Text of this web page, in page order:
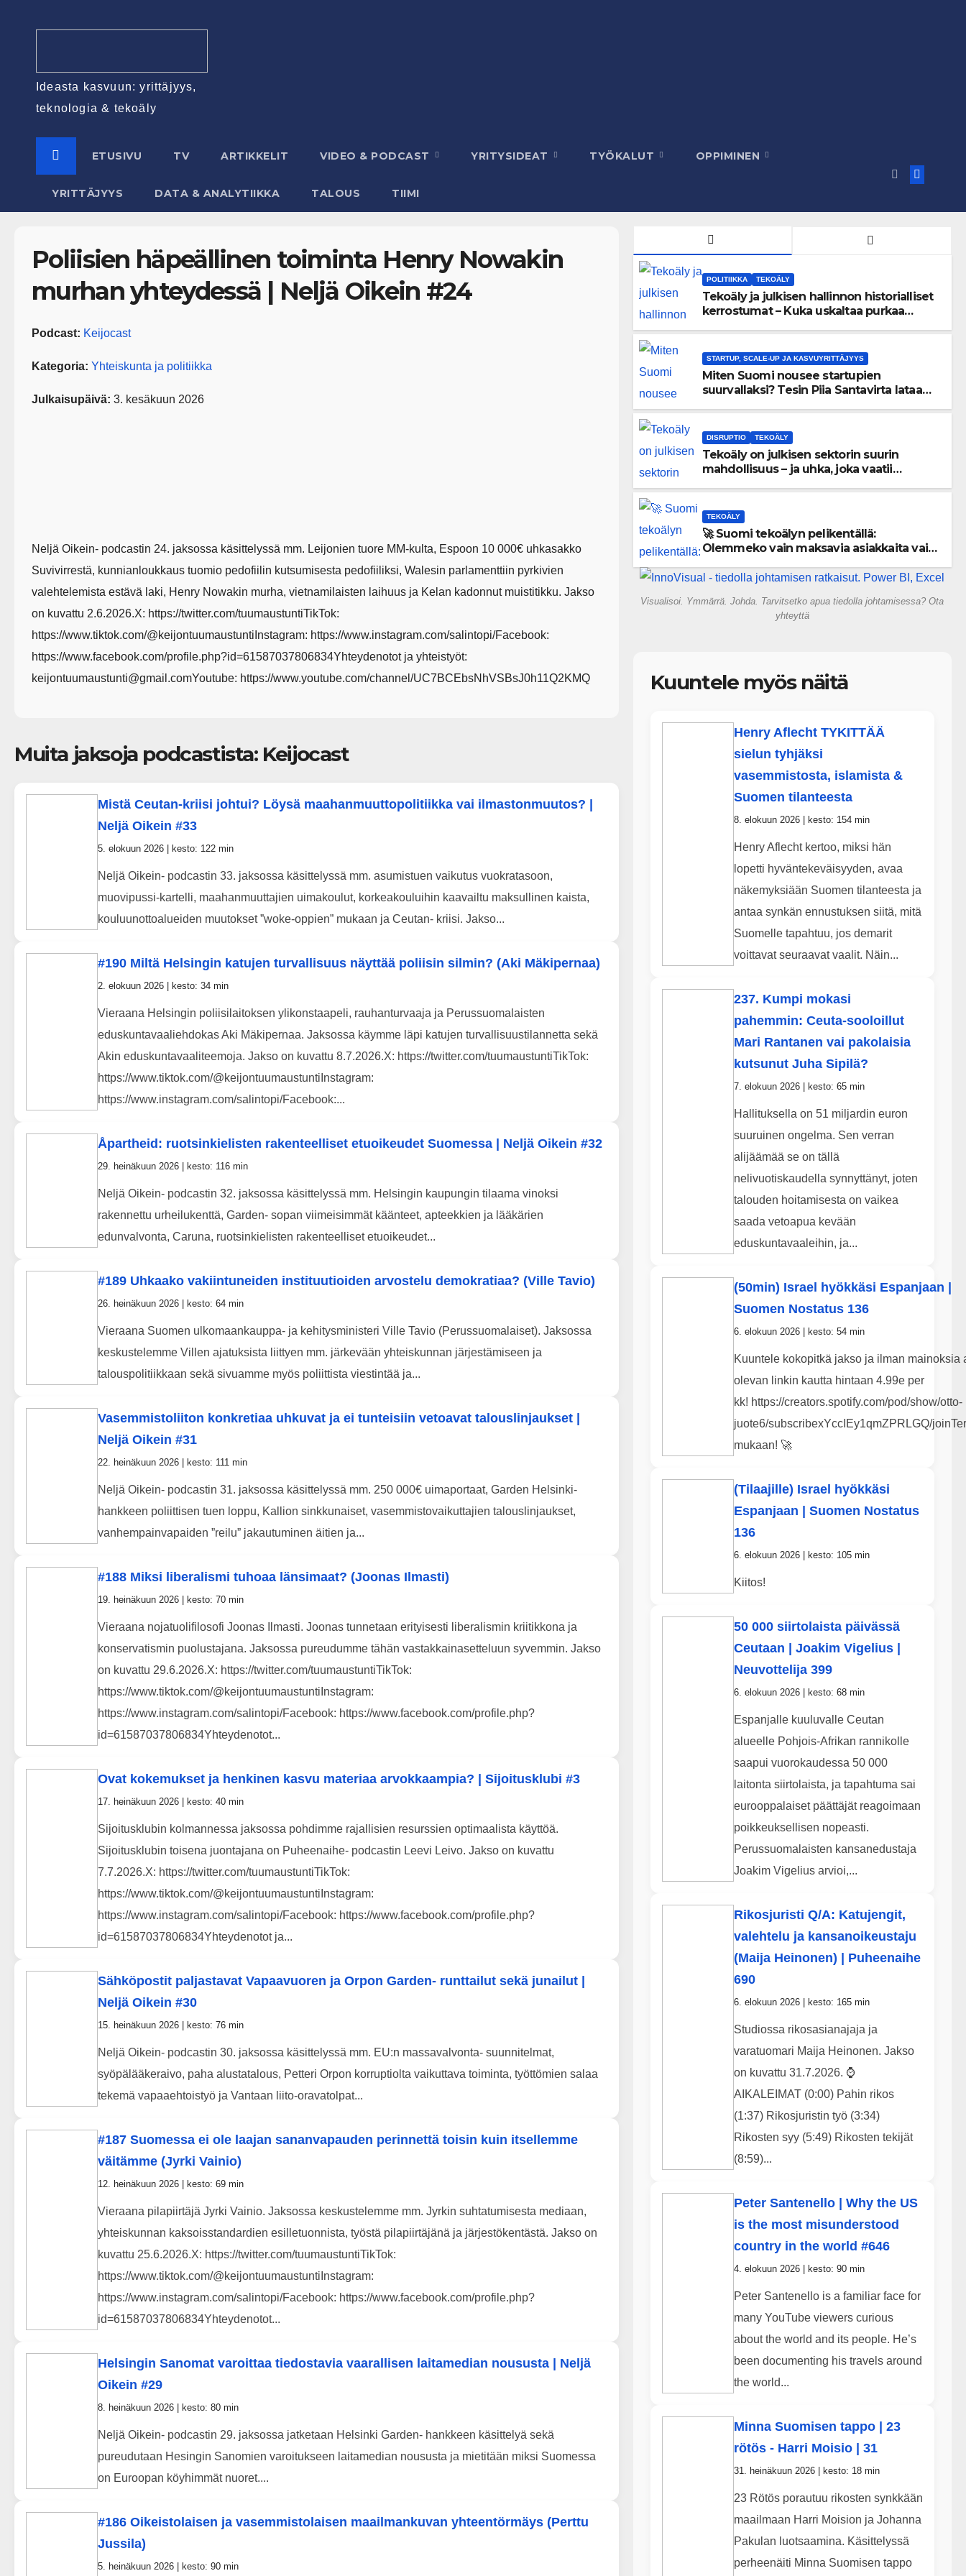
Ideasta kasvuun: yrittäjyys,
teknologia & tekoäly
ETUSIVU TV ARTIKKELIT VIDEO & PODCAST YRITYSIDEAT TYÖKALUT OPPIMINEN
YRITTÄJYYS DATA & ANALYTIIKKA TALOUS TIIMI
Poliisien häpeällinen toiminta Henry Nowakin
murhan yhteydessä | Neljä Oikein #24
Podcast: Keijocast
Kategoria: Yhteiskunta ja politiikka
Julkaisupäivä: 3. kesäkuun 2026
Neljä Oikein- podcastin 24. jaksossa käsittelyssä mm. Leijonien tuore MM-kulta, Espoon 10 000€ uhkasakko
Suvivirrestä, kunnianloukkaus tuomio pedofiilin kutsumisesta pedofiiliksi, Walesin parlamenttiin pyrkivien
valehtelemista estävä laki, Henry Nowakin murha, vietnamilaisten laihuus ja Kelan kadonnut muistitikku. Jakso
on kuvattu 2.6.2026.X: https://twitter.com/tuumaustuntiTikTok:
https://www.tiktok.com/@keijontuumaustuntiInstagram: https://www.instagram.com/salintopi/Facebook:
https://www.facebook.com/profile.php?id=61587037806834Yhteydenotot ja yhteistyöt:
keijontuumaustunti@gmail.comYoutube: https://www.youtube.com/channel/UC7BCEbsNhVSBsJ0h11Q2KMQ
Muita jaksoja podcastista: Keijocast
Mistä Ceutan-kriisi johtui? Löysä maahanmuuttopolitiikka vai ilmastonmuutos? |
Neljä Oikein #33
5. elokuun 2026 | kesto: 122 min
Neljä Oikein- podcastin 33. jaksossa käsittelyssä mm. asumistuen vaikutus vuokratasoon,
muovipussi-kartelli, maahanmuuttajien uimakoulut, korkeakouluihin kaavailtu maksullinen kaista,
kouluunottoalueiden muutokset ”woke-oppien” mukaan ja Ceutan- kriisi. Jakso...
#190 Miltä Helsingin katujen turvallisuus näyttää poliisin silmin? (Aki Mäkipernaa)
2. elokuun 2026 | kesto: 34 min
Vieraana Helsingin poliisilaitoksen ylikonstaapeli, rauhanturvaaja ja Perussuomalaisten
eduskuntavaaliehdokas Aki Mäkipernaa. Jaksossa käymme läpi katujen turvallisuustilannetta sekä
Akin eduskuntavaaliteemoja. Jakso on kuvattu 8.7.2026.X: https://twitter.com/tuumaustuntiTikTok:
https://www.tiktok.com/@keijontuumaustuntiInstagram:
https://www.instagram.com/salintopi/Facebook:...
Åpartheid: ruotsinkielisten rakenteelliset etuoikeudet Suomessa | Neljä Oikein #32
29. heinäkuun 2026 | kesto: 116 min
Neljä Oikein- podcastin 32. jaksossa käsittelyssä mm. Helsingin kaupungin tilaama vinoksi
rakennettu urheilukenttä, Garden- sopan viimeisimmät käänteet, apteekkien ja lääkärien
edunvalvonta, Caruna, ruotsinkielisten rakenteelliset etuoikeudet...
#189 Uhkaako vakiintuneiden instituutioiden arvostelu demokratiaa? (Ville Tavio)
26. heinäkuun 2026 | kesto: 64 min
Vieraana Suomen ulkomaankauppa- ja kehitysministeri Ville Tavio (Perussuomalaiset). Jaksossa
keskustelemme Villen ajatuksista liittyen mm. järkevään yhteiskunnan järjestämiseen ja
talouspolitiikkaan sekä sivuamme myös poliittista viestintää ja...
Vasemmistoliiton konkretiaa uhkuvat ja ei tunteisiin vetoavat talouslinjaukset |
Neljä Oikein #31
22. heinäkuun 2026 | kesto: 111 min
Neljä Oikein- podcastin 31. jaksossa käsittelyssä mm. 250 000€ uimaportaat, Garden Helsinki-
hankkeen poliittisen tuen loppu, Kallion sinkkunaiset, vasemmistovaikuttajien talouslinjaukset,
vanhempainvapaiden ”reilu” jakautuminen äitien ja...
#188 Miksi liberalismi tuhoaa länsimaat? (Joonas Ilmasti)
19. heinäkuun 2026 | kesto: 70 min
Vieraana nojatuolifilosofi Joonas Ilmasti. Joonas tunnetaan erityisesti liberalismin kriitikkona ja
konservatismin puolustajana. Jaksossa pureudumme tähän vastakkainasetteluun syvemmin. Jakso
on kuvattu 29.6.2026.X: https://twitter.com/tuumaustuntiTikTok:
https://www.tiktok.com/@keijontuumaustuntiInstagram:
https://www.instagram.com/salintopi/Facebook: https://www.facebook.com/profile.php?
id=61587037806834Yhteydenotot...
Ovat kokemukset ja henkinen kasvu materiaa arvokkaampia? | Sijoitusklubi #3
17. heinäkuun 2026 | kesto: 40 min
Sijoitusklubin kolmannessa jaksossa pohdimme rajallisien resurssien optimaalista käyttöä.
Sijoitusklubin toisena juontajana on Puheenaihe- podcastin Leevi Leivo. Jakso on kuvattu
7.7.2026.X: https://twitter.com/tuumaustuntiTikTok:
https://www.tiktok.com/@keijontuumaustuntiInstagram:
https://www.instagram.com/salintopi/Facebook: https://www.facebook.com/profile.php?
id=61587037806834Yhteydenotot ja...
Sähköpostit paljastavat Vapaavuoren ja Orpon Garden- runttailut sekä junailut |
Neljä Oikein #30
15. heinäkuun 2026 | kesto: 76 min
Neljä Oikein- podcastin 30. jaksossa käsittelyssä mm. EU:n massavalvonta- suunnitelmat,
syöpälääkeraivo, paha alustatalous, Petteri Orpon korruptiolta vaikuttava toiminta, työttömien salaa
tekemä vapaaehtoistyö ja Vantaan liito-oravatolpat...
#187 Suomessa ei ole laajan sananvapauden perinnettä toisin kuin itsellemme
väitämme (Jyrki Vainio)
12. heinäkuun 2026 | kesto: 69 min
Vieraana pilapiirtäjä Jyrki Vainio. Jaksossa keskustelemme mm. Jyrkin suhtatumisesta mediaan,
yhteiskunnan kaksoisstandardien esilletuonnista, työstä pilapiirtäjänä ja järjestökentästä. Jakso on
kuvattu 25.6.2026.X: https://twitter.com/tuumaustuntiTikTok:
https://www.tiktok.com/@keijontuumaustuntiInstagram:
https://www.instagram.com/salintopi/Facebook: https://www.facebook.com/profile.php?
id=61587037806834Yhteydenotot...
Helsingin Sanomat varoittaa tiedostavia vaarallisen laitamedian noususta | Neljä
Oikein #29
8. heinäkuun 2026 | kesto: 80 min
Neljä Oikein- podcastin 29. jaksossa jatketaan Helsinki Garden- hankkeen käsittelyä sekä
pureudutaan Hesingin Sanomien varoitukseen laitamedian noususta ja mietitään miksi Suomessa
on Euroopan köyhimmät nuoret....
#186 Oikeistolaisen ja vasemmistolaisen maailmankuvan yhteentörmäys (Perttu
Jussila)
5. heinäkuun 2026 | kesto: 90 min
POLITIIKKA TEKOÄLY
Tekoäly ja julkisen hallinnon historialliset
kerrostumat – Kuka uskaltaa purkaa
STARTUP, SCALE-UP JA KASVUYRITTÄJYYS
Miten Suomi nousee startupien
suurvallaksi? Tesin Piia Santavirta lataa
DISRUPTIO TEKOÄLY
Tekoäly on julkisen sektorin suurin
mahdollisuus – ja uhka, joka vaatii
TEKOÄLY
🚀 Suomi tekoälyn pelikentällä:
Olemmeko vain maksavia asiakkaita vai
gigatehtaan?
Visualisoi. Ymmärrä. Johda. Tarvitsetko apua tiedolla johtamisessa? Ota
yhteyttä
Kuuntele myös näitä
Henry Aflecht TYKITTÄÄ
sielun tyhjäksi
vasemmistosta, islamista &
Suomen tilanteesta
8. elokuun 2026 | kesto: 154 min
Henry Aflecht kertoo, miksi hän
lopetti hyväntekeväisyyden, avaa
näkemyksiään Suomen tilanteesta ja
antaa synkän ennustuksen siitä, mitä
Suomelle tapahtuu, jos demarit
voittavat seuraavat vaalit. Näin...
237. Kumpi mokasi
pahemmin: Ceuta-sooloillut
Mari Rantanen vai pakolaisia
kutsunut Juha Sipilä?
7. elokuun 2026 | kesto: 65 min
Hallituksella on 51 miljardin euron
suuruinen ongelma. Sen verran
alijäämää se on tällä
nelivuotiskaudella synnyttänyt, joten
talouden hoitamisesta on vaikea
saada vetoapua kevään
eduskuntavaaleihin, ja...
(50min) Israel hyökkäsi Espanjaan |
Suomen Nostatus 136
6. elokuun 2026 | kesto: 54 min
Kuuntele kokopitkä jakso ja ilman mainoksia
olevan linkin kautta hintaan 4.99e per
kk! https://creators.spotify.com/pod/show/otto-
juote6/subscribexYccIEy1qmZPRLGQ/
mukaan! 🚀
(Tilaajille) Israel hyökkäsi
Espanjaan | Suomen Nostatus
136
6. elokuun 2026 | kesto: 105 min
Kiitos!
50 000 siirtolaista päivässä
Ceutaan | Joakim Vigelius |
Neuvottelija 399
6. elokuun 2026 | kesto: 68 min
Espanjalle kuuluvalle Ceutan
alueelle Pohjois-Afrikan rannikolle
saapui vuorokaudessa 50 000
laitonta siirtolaista, ja tapahtuma sai
eurooppalaiset päättäjät reagoimaan
poikkeuksellisen nopeasti.
Perussuomalaisten kansanedustaja
Joakim Vigelius arvioi,...
Rikosjuristi Q/A: Katujengit,
valehtelu ja kansanoikeustaju
(Maija Heinonen) | Puheenaihe
690
6. elokuun 2026 | kesto: 165 min
Studiossa rikosasianajaja ja
varatuomari Maija Heinonen. Jakso
on kuvattu 31.7.2026. ⌚
AIKALEIMAT (0:00) Pahin rikos
(1:37) Rikosjuristin työ (3:34)
Rikosten syy (5:49) Rikosten tekijät
(8:59)...
Peter Santenello | Why the US
is the most misunderstood
country in the world #646
4. elokuun 2026 | kesto: 90 min
Peter Santenello is a familiar face for
many YouTube viewers curious
about the world and its people. He’s
been documenting his travels around
the world...
Minna Suomisen tappo | 23
rötös - Harri Moisio | 31
31. heinäkuun 2026 | kesto: 18 min
23 Rötös porautuu rikosten synkkään
maailmaan Harri Moision ja Johanna
Pakulan luotsaamina. Käsittelyssä
perheenäiti Minna Suomisen tappo